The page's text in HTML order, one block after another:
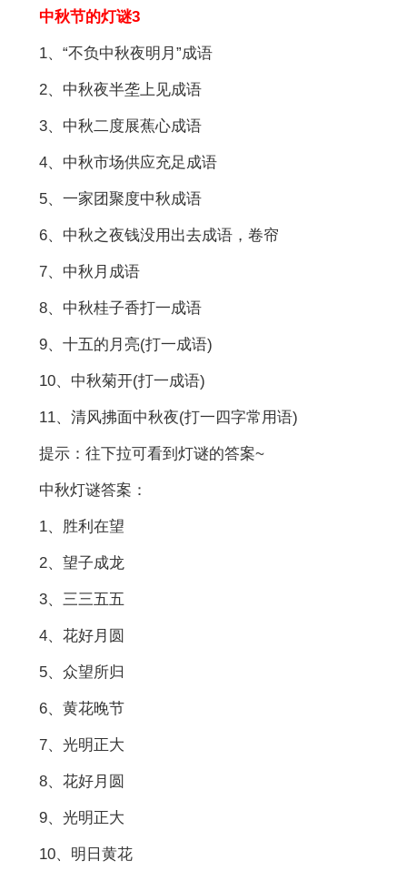
中秋节的灯谜3
1、“不负中秋夜明月”成语
2、中秋夜半垄上见成语
3、中秋二度展蕉心成语
4、中秋市场供应充足成语
5、一家团聚度中秋成语
6、中秋之夜钱没用出去成语，卷帘
7、中秋月成语
8、中秋桂子香打一成语
9、十五的月亮(打一成语)
10、中秋菊开(打一成语)
11、清风拂面中秋夜(打一四字常用语)
提示：往下拉可看到灯谜的答案~
中秋灯谜答案：
1、胜利在望
2、望子成龙
3、三三五五
4、花好月圆
5、众望所归
6、黄花晚节
7、光明正大
8、花好月圆
9、光明正大
10、明日黄花